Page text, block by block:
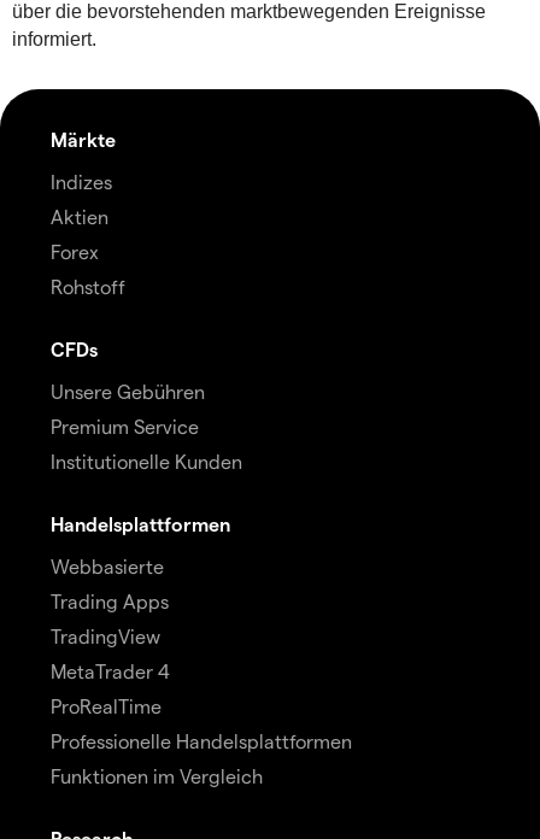
über die bevorstehenden marktbewegenden Ereignisse
informiert.
Märkte
Indizes
Aktien
Forex
Rohstoff
CFDs
Unsere Gebühren
Premium Service
Institutionelle Kunden
Handelsplattformen
Webbasierte
Trading Apps
TradingView
MetaTrader 4
ProRealTime
Professionelle Handelsplattformen
Funktionen im Vergleich